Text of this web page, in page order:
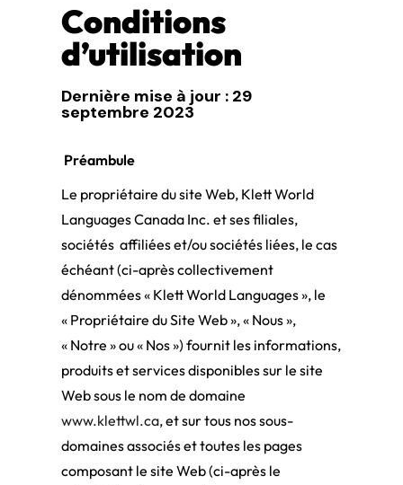
Conditions
d’utilisation
Dernière mise à jour : 29
septembre 2023
Préambule
Le propriétaire du site Web, Klett World
Languages Canada Inc. et ses filiales,
sociétés affiliées et/ou sociétés liées, le cas
échéant (ci-après collectivement
dénommées « Klett World Languages », le
« Propriétaire du Site Web », « Nous »,
« Notre » ou « Nos ») fournit les informations,
produits et services disponibles sur le site
Web sous le nom de domaine
www.klettwl.ca, et sur tous nos sous-
domaines associés et toutes les pages
composant le site Web (ci-après le